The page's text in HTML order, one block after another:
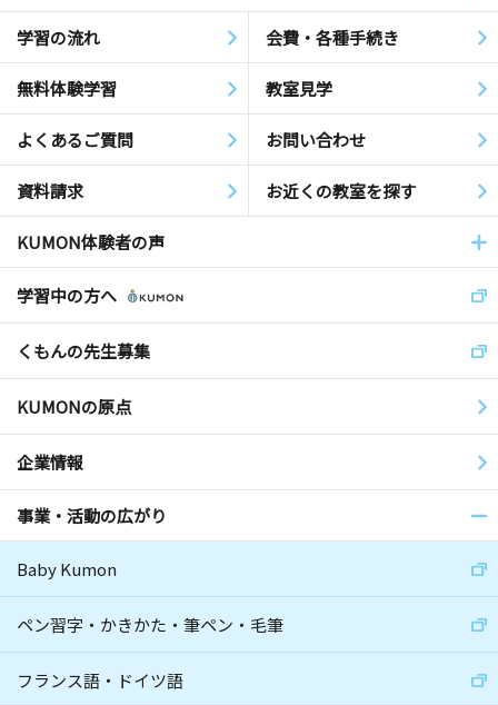
学習の流れ 会費・各種手続き
無料体験学習 教室見学
よくあるご質問 お問い合わせ
資料請求 お近くの教室を探す
KUMON体験者の声
学習中の方へ
くもんの先生募集
KUMONの原点
企業情報
事業・活動の広がり
Baby Kumon
ペン習字・かきかた・筆ペン・毛筆
フランス語・ドイツ語